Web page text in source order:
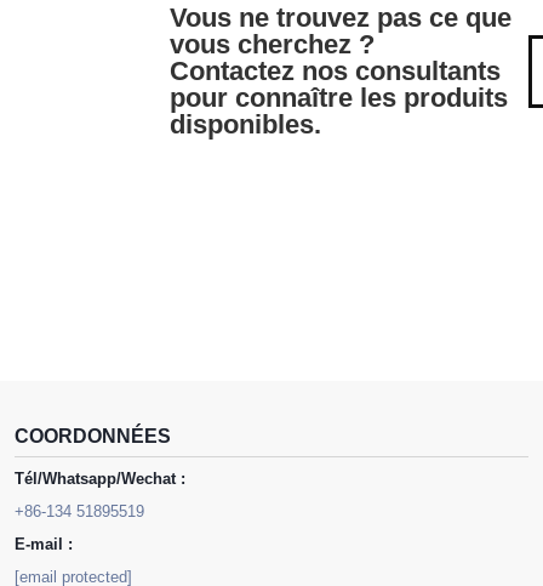
Vous ne trouvez pas ce que
vous cherchez ?
Contactez nos consultants
pour connaître les produits
disponibles.
COORDONNÉES
Tél/Whatsapp/Wechat :
+86-134 51895519
E-mail :
[email protected]